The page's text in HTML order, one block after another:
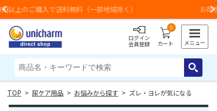
Previous お荷物のお届けに遅れが出ている地域がございます
ログイン
会員登録
0
カート メニュー
> 尿ケア用品 > お悩みから探す > ズレ・ヨレが気になる